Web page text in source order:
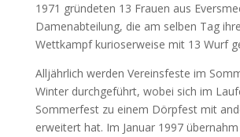
1971 gründeten 13 Frauen aus
Damenabteilung, die am selben Tag
Wettkampf kurioserweise mit 13 Wurf
Alljährlich werden Vereinsfeste im
Winter durchgeführt, wobei sich im
Sommerfest zu einem Dörpfest mit
erweitert hat. Im Januar 1997